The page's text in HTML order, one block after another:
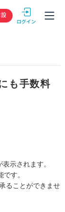
GMOクリック
も手数料
示されます。
す。
ることができませ